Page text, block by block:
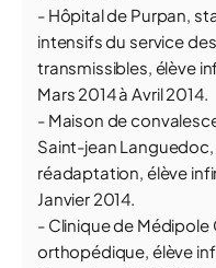
- Hôpital de Purpan,
intensifs du service
transmissibles, élève
Mars 2014 à Avril 2014.
- Maison de
Saint-jean
réadaptation, élève
Janvier 2014.
- Clinique de Médipole
orthopédique, élève